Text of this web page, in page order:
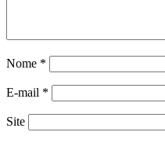
Nome *
E-mail *
Site